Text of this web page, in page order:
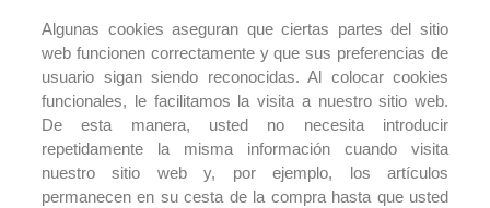
Algunas cookies aseguran que ciertas partes del sitio
web funcionen correctamente y que sus preferencias de
usuario sigan siendo reconocidas. Al colocar cookies
funcionales, le facilitamos la visita a nuestro sitio web.
De esta manera, usted no necesita introducir
repetidamente la misma información cuando visita
nuestro sitio web y, por ejemplo, los artículos
permanecen en su cesta de la compra hasta que usted